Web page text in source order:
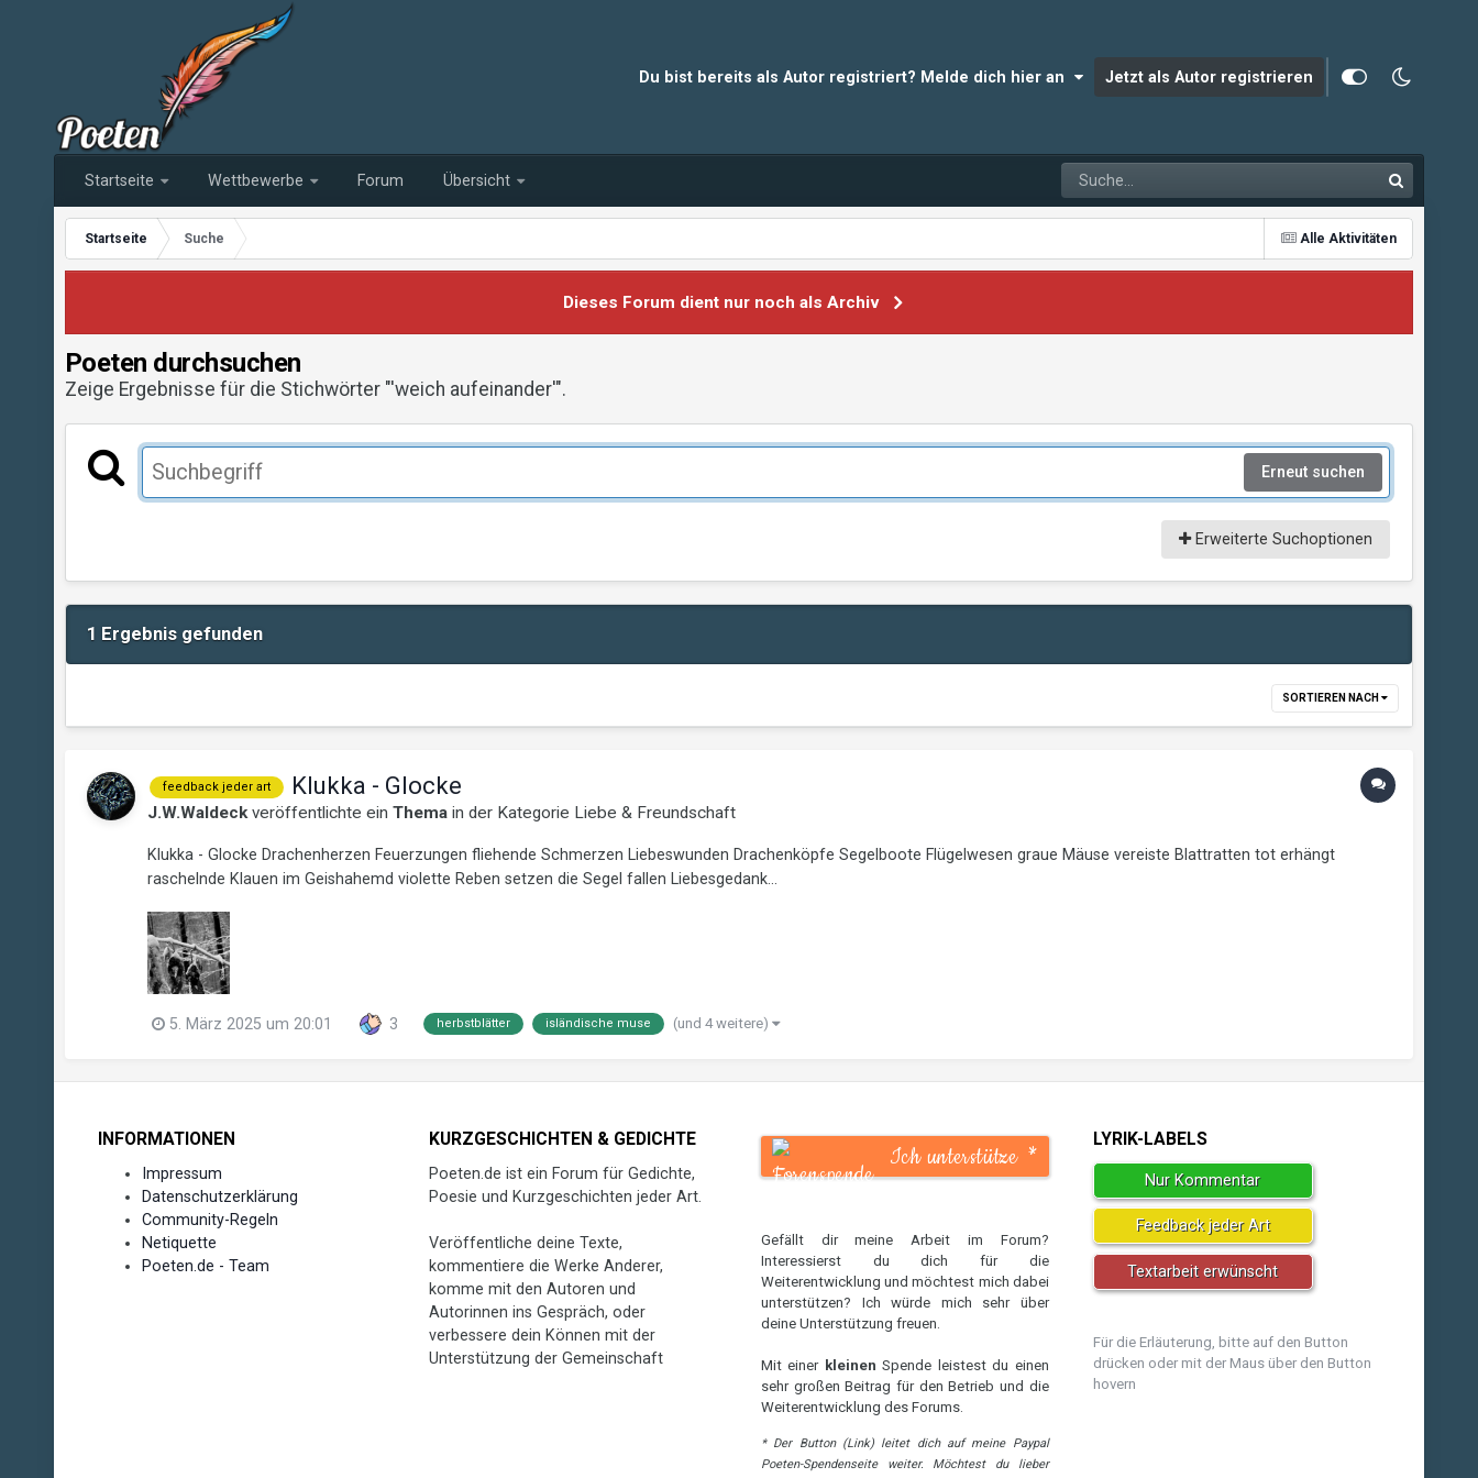
Du bist bereits als Autor registriert? Melde dich hier an Jetzt als Autor registrieren
Startseite Wettbewerbe Forum Übersicht
Alle Aktivitäten
Startseite Suche
Dieses Forum dient nur noch als Archiv
Poeten durchsuchen
Zeige Ergebnisse für die Stichwörter "'weich aufeinander'".
Erneut suchen
Erweiterte Suchoptionen
1 Ergebnis gefunden
SORTIEREN NACH
feedback jeder art Klukka - Glocke
J.W.Waldeckveröffentlichte ein Themain der Kategorie Liebe & Freundschaft
Klukka - Glocke Drachenherzen Feuerzungen fliehende Schmerzen Liebeswunden Drachenköpfe Segelboote Flügelwesen graue Mäuse vereiste Blattratten tot erhängt
raschelnde Klauen im Geishahemd violette Reben setzen die Segel fallen Liebesgedank...
5. März 2025 um 20:01 3 herbstblätter isländische muse (und 4 weitere)
INFORMATIONEN
Impressum
Datenschutzerklärung
Community-Regeln
Netiquette
Poeten.de - Team
KURZGESCHICHTEN & GEDICHTE
Poeten.de ist ein Forum für Gedichte,
Poesie und Kurzgeschichten jeder Art.
Veröffentliche deine Texte,
kommentiere die Werke Anderer,
komme mit den Autoren und
Autorinnen ins Gespräch, oder
verbessere dein Können mit der
Unterstützung der Gemeinschaft
Ich unterstütze *
Gefällt dir meine Arbeit im Forum?
Interessierst du dich für die
Weiterentwicklung und möchtest mich dabei
unterstützen? Ich würde mich sehr über
deine Unterstützung freuen.
Mit einer kleinen Spende leistest du einen
sehr großen Beitrag für den Betrieb und die
Weiterentwicklung des Forums.
* Der Button (Link) leitet dich auf meine Paypal
Poeten-Spendenseite weiter. Möchtest du lieber
LYRIK-LABELS
Nur Kommentar
Feedback jeder Art
Textarbeit erwünscht
Für die Erläuterung, bitte auf den Button
drücken oder mit der Maus über den Button
hovern